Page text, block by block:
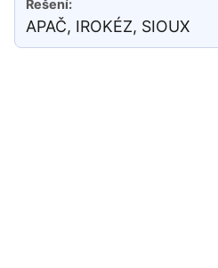
APAČ, IROKÉZ, SIOUX